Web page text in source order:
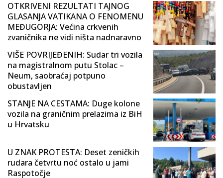
OTKRIVENI REZULTATI TAJNOG
GLASANJA VATIKANA O FENOMENU
MEĐUGORJA: Većina crkvenih
zvaničnika ne vidi ništa nadnaravno
VIŠE POVRIJEĐENIH: Sudar tri vozila
na magistralnom putu Stolac –
Neum, saobraćaj potpuno
obustavljen
STANJE NA CESTAMA: Duge kolone
vozila na graničnim prelazima iz BiH
u Hrvatsku
U ZNAK PROTESTA: Deset zeničkih
rudara četvrtu noć ostalo u jami
Raspotočje